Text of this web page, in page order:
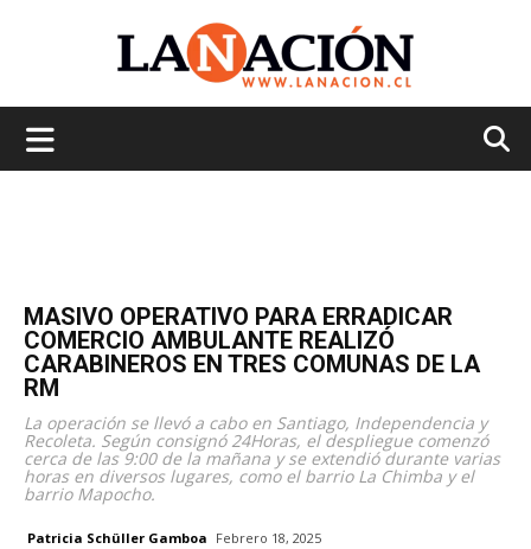
MASIVO OPERATIVO PARA ERRADICAR
COMERCIO AMBULANTE REALIZÓ
CARABINEROS EN TRES COMUNAS DE LA
RM
La operación se llevó a cabo en Santiago, Independencia y
Recoleta. Según consignó 24Horas, el despliegue comenzó
cerca de las 9:00 de la mañana y se extendió durante varias
horas en diversos lugares, como el barrio La Chimba y el
barrio Mapocho.
Patricia Schüller Gamboa Febrero 18, 2025